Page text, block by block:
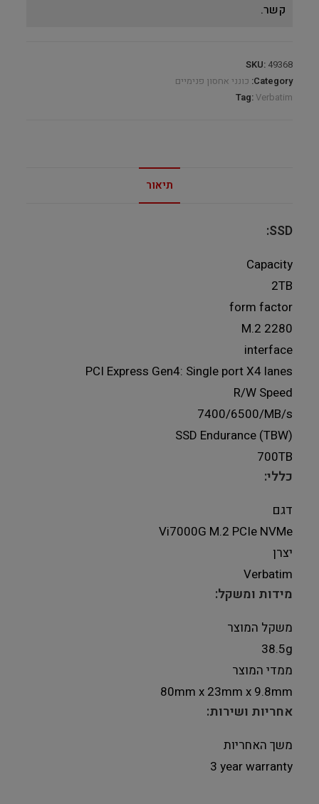
קשר.
SKU: 49368
Category: כונני אחסון פנימיים
Tag:Verbatim
תיאור
SSD:
Capacity
2TB
form factor
M.2 2280
interface
PCI Express Gen4: Single port X4 lanes
R/W Speed
7400/6500/MB/s
SSD Endurance (TBW)
700TB
כללי:
דגם
Vi7000G M.2 PCIe NVMe
יצרן
Verbatim
מידות ומשקל:
משקל המוצר
38.5g
ממדי המוצר
80mm x 23mm x 9.8mm
אחריות ושירות:
משך האחריות
3 year warranty